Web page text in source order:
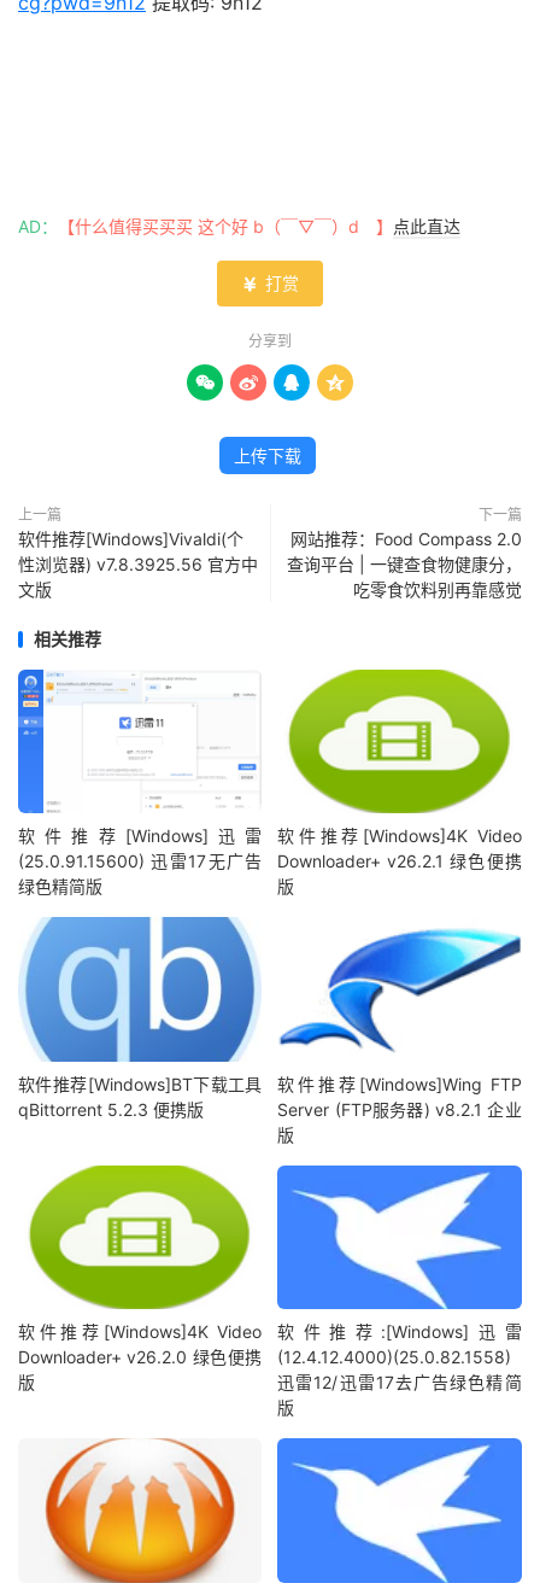
AD： 【什么值得买买买 这个好 b（￣▽￣）d 】 点此直达
 打赏
分享到
   
上传下载
上一篇
软件推荐[Windows]Vivaldi(个
性浏览器) v7.8.3925.56 官方中
文版
下一篇
网站推荐：Food Compass 2.0
查询平台 | 一键查食物健康分，
吃零食饮料别再靠感觉
相关推荐
软件推荐[Windows]迅雷
(25.0.91.15600) 迅雷17无广告
绿色精简版
软件推荐[Windows]4K Video
Downloader+ v26.2.1 绿色便携
版
软件推荐[Windows]BT下载工具
qBittorrent 5.2.3 便携版
软件推荐[Windows]Wing FTP
Server (FTP服务器) v8.2.1 企业
版
软件推荐[Windows]4K Video
Downloader+ v26.2.0 绿色便携
版
软件推荐:[Windows]迅雷
(12.4.12.4000)(25.0.82.1558)
迅雷12/迅雷17去广告绿色精简
版